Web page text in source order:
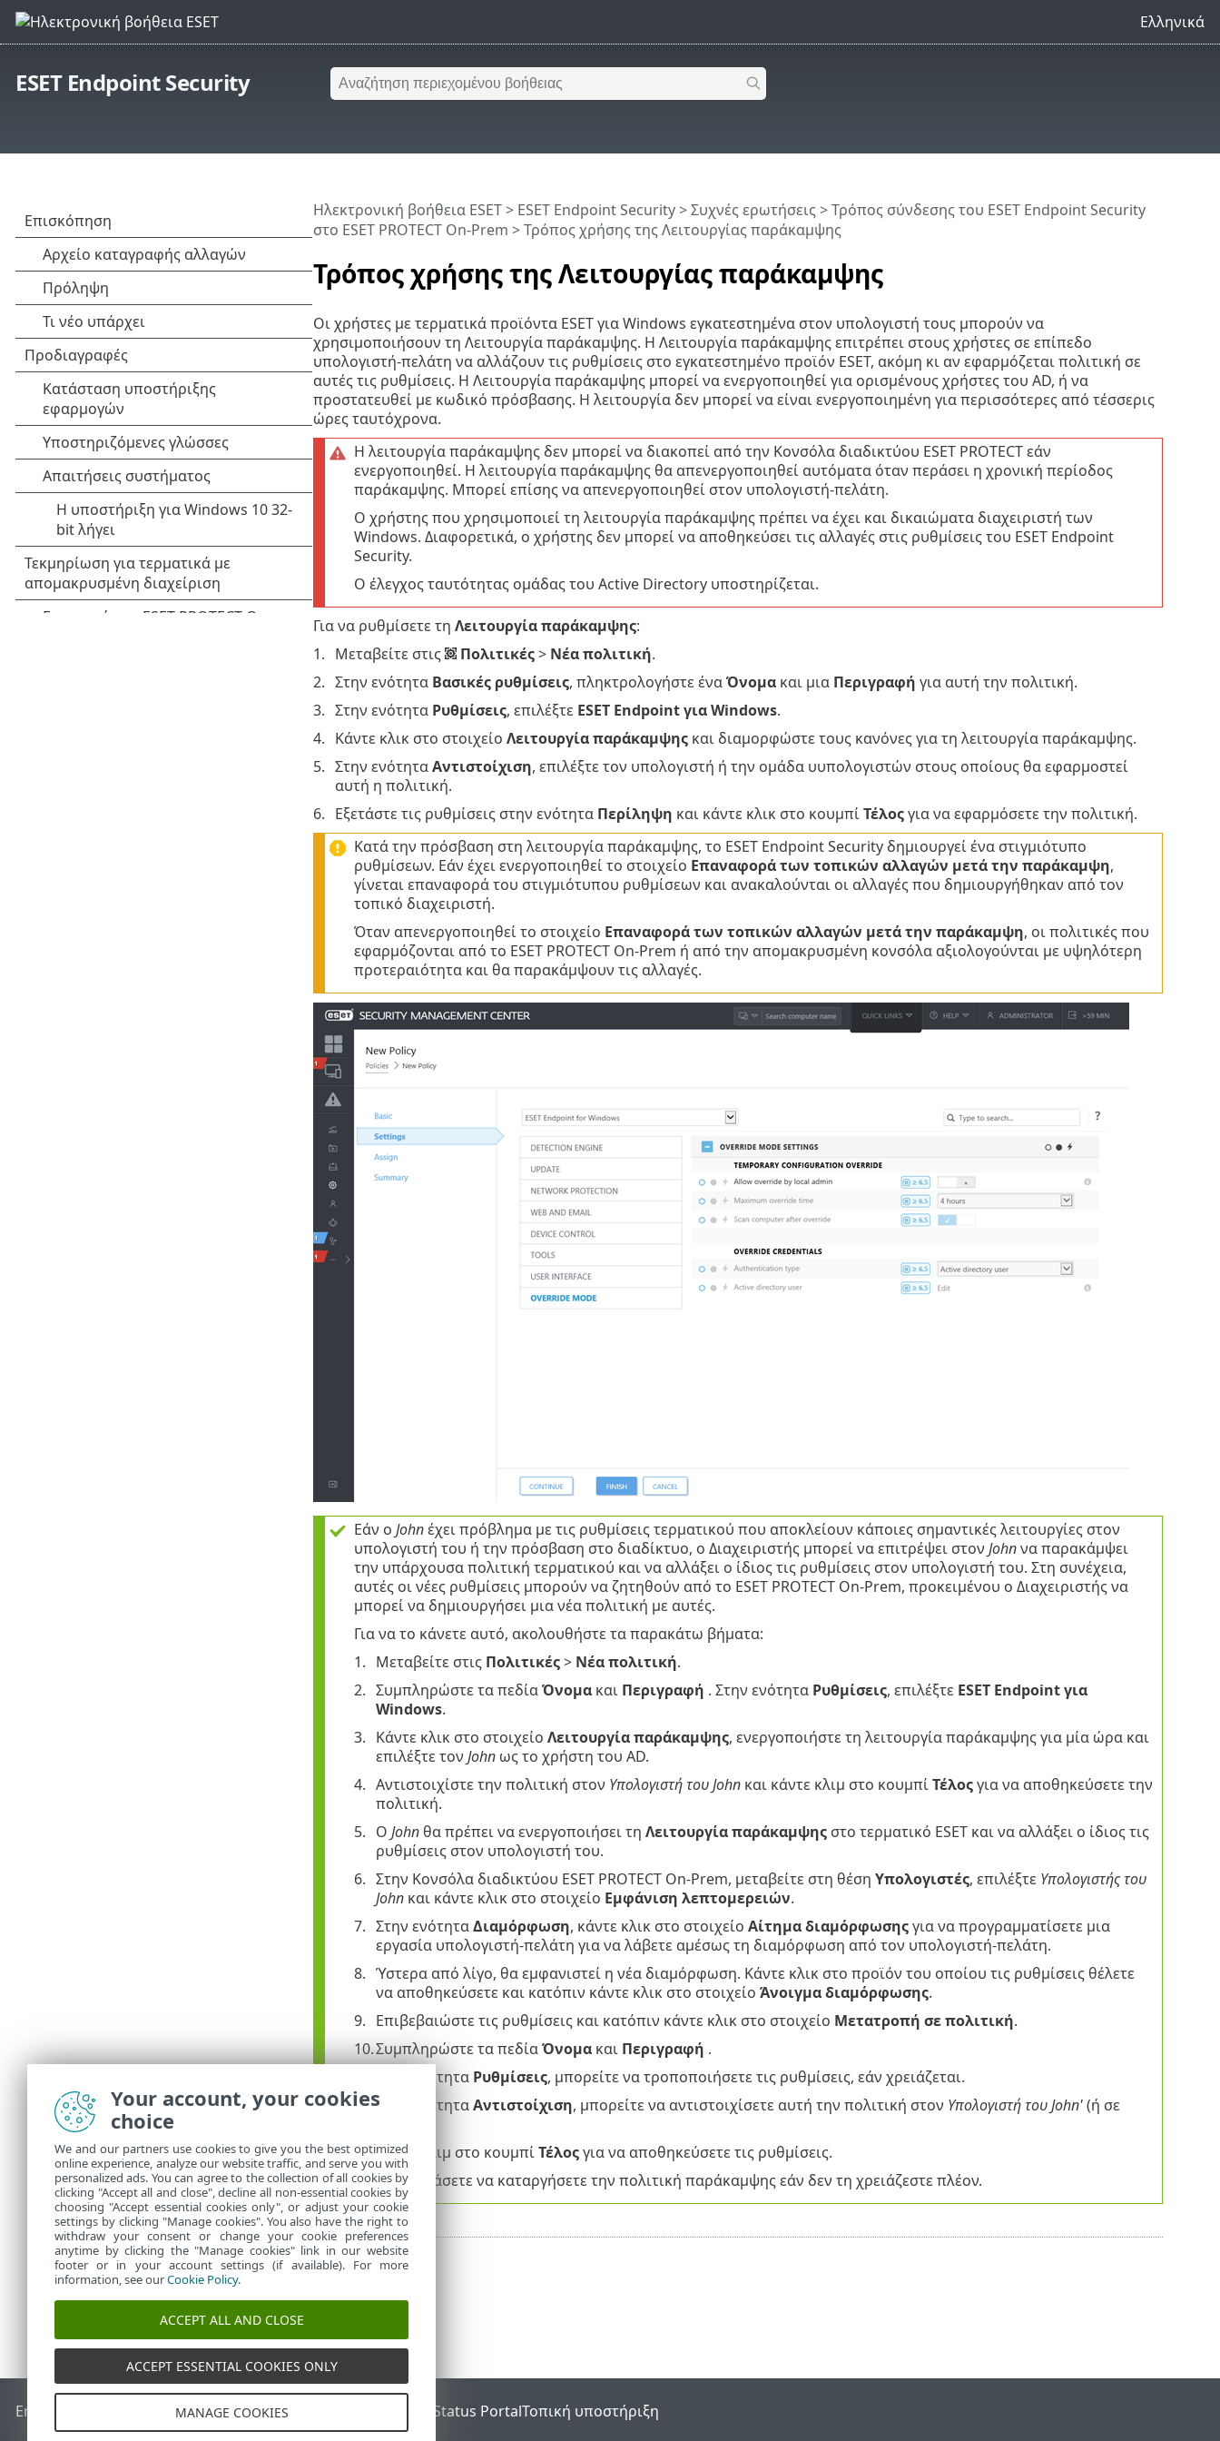
Ελληνικά
ESET Endpoint Security
Τρόπος χρήσης της Λειτουργίας παράκαμψης
Ηλεκτρονική βοήθεια ESET> ESET Endpoint Security>Συχνές ερωτήσεις>Τρόπος σύνδεσης του ESET Endpoint Security
στο ESET PROTECT On-Prem > Τρόπος χρήσης της Λειτουργίας παράκαμψης
Οι χρήστες με τερματικά προϊόντα ESET για Windows εγκατεστημένα στον υπολογιστή τους μπορούν να
χρησιμοποιήσουν τη Λειτουργία παράκαμψης. Η Λειτουργία παράκαμψης επιτρέπει στους χρήστες σε επίπεδο
υπολογιστή-πελάτη να αλλάζουν τις ρυθμίσεις στο εγκατεστημένο προϊόν ESET, ακόμη κι αν εφαρμόζεται πολιτική σε
αυτές τις ρυθμίσεις. Η Λειτουργία παράκαμψης μπορεί να ενεργοποιηθεί για ορισμένους χρήστες του AD, ή να
προστατευθεί με κωδικό πρόσβασης. Η λειτουργία δεν μπορεί να είναι ενεργοποιημένη για περισσότερες από τέσσερις
ώρες ταυτόχρονα.
Η λειτουργία παράκαμψης δεν μπορεί να διακοπεί από την Κονσόλα διαδικτύου ESET PROTECT εάν
ενεργοποιηθεί. Η λειτουργία παράκαμψης θα απενεργοποιηθεί αυτόματα όταν περάσει η χρονική περίοδος
παράκαμψης. Μπορεί επίσης να απενεργοποιηθεί στον υπολογιστή-πελάτη.
Ο χρήστης που χρησιμοποιεί τη λειτουργία παράκαμψης πρέπει να έχει και δικαιώματα διαχειριστή των
Windows. Διαφορετικά, ο χρήστης δεν μπορεί να αποθηκεύσει τις αλλαγές στις ρυθμίσεις του ESET Endpoint
Security.
Ο έλεγχος ταυτότητας ομάδας του Active Directory υποστηρίζεται.
Για να ρυθμίσετε τη Λειτουργία παράκαμψης:
Μεταβείτε στις
Πολιτικές> Νέα πολιτική.
Στην ενότητα Βασικές ρυθμίσεις, πληκτρολογήστε έναΌνομακαι μια Περιγραφή για αυτή την πολιτική.
Στην ενότητα Ρυθμίσεις, επιλέξτε ESET Endpoint για Windows.
Κάντε κλικ στο στοιχείο Λειτουργία παράκαμψηςκαι διαμορφώστε τους κανόνες για τη λειτουργία παράκαμψης.
Στην ενότηταΑντιστοίχιση, επιλέξτε τον υπολογιστή ή την ομάδα υυπολογιστών στους οποίους θα εφαρμοστεί
αυτή η πολιτική.
Εξετάστε τις ρυθμίσεις στην ενότητα Περίληψη και κάντε κλικ στο κουμπίΤέλοςγια να εφαρμόσετε την πολιτική.
Κατά την πρόσβαση στη λειτουργία παράκαμψης, το ESET Endpoint Security δημιουργεί ένα στιγμιότυπο
ρυθμίσεων. Εάν έχει ενεργοποιηθεί το στοιχείο Επαναφορά των τοπικών αλλαγών μετά την παράκαμψη,
γίνεται επαναφορά του στιγμιότυπου ρυθμίσεων και ανακαλούνται οι αλλαγές που δημιουργήθηκαν από τον
τοπικό διαχειριστή.
Όταν απενεργοποιηθεί το στοιχείο Επαναφορά των τοπικών αλλαγών μετά την παράκαμψη, οι πολιτικές που
εφαρμόζονται από το ESET PROTECT On-Prem ή από την απομακρυσμένη κονσόλα αξιολογούνται με υψηλότερη
προτεραιότητα και θα παρακάμψουν τις αλλαγές.
Εάν ο Johnέχει πρόβλημα με τις ρυθμίσεις τερματικού που αποκλείουν κάποιες σημαντικές λειτουργίες στον
υπολογιστή του ή την πρόσβαση στο διαδίκτυο, ο Διαχειριστής μπορεί να επιτρέψει στον Johnνα παρακάμψει
την υπάρχουσα πολιτική τερματικού και να αλλάξει ο ίδιος τις ρυθμίσεις στον υπολογιστή του. Στη συνέχεια,
αυτές οι νέες ρυθμίσεις μπορούν να ζητηθούν από το ESET PROTECT On-Prem, προκειμένου ο Διαχειριστής να
μπορεί να δημιουργήσει μια νέα πολιτική με αυτές.
Για να το κάνετε αυτό, ακολουθήστε τα παρακάτω βήματα:
Μεταβείτε στις Πολιτικές> Νέα πολιτική.
Συμπληρώστε τα πεδίαΌνομακαι Περιγραφή . Στην ενότητα Ρυθμίσεις, επιλέξτε ESET Endpoint για
Windows.
Κάντε κλικ στο στοιχείο Λειτουργία παράκαμψης, ενεργοποιήστε τη λειτουργία παράκαμψης για μία ώρα και
επιλέξτε τον Johnως το χρήστη του AD.
Αντιστοιχίστε την πολιτική στον Υπολογιστή του Johnκαι κάντε κλιμ στο κουμπίΤέλοςγια να αποθηκεύσετε την
πολιτική.
Ο Johnθα πρέπει να ενεργοποιήσει τη Λειτουργία παράκαμψηςστο τερματικό ESET και να αλλάξει ο ίδιος τις
ρυθμίσεις στον υπολογιστή του.
Στην Κονσόλα διαδικτύου ESET PROTECT On-Prem, μεταβείτε στη θέση Υπολογιστές, επιλέξτε Υπολογιστής του
Johnκαι κάντε κλικ στο στοιχείο Εμφάνιση λεπτομερειών.
Στην ενότηταΔιαμόρφωση, κάντε κλικ στο στοιχείο Αίτημα διαμόρφωσηςγια να προγραμματίσετε μια
εργασία υπολογιστή-πελάτη για να λάβετε αμέσως τη διαμόρφωση από τον υπολογιστή-πελάτη.
Ύστερα από λίγο, θα εμφανιστεί η νέα διαμόρφωση. Κάντε κλικ στο προϊόν του οποίου τις ρυθμίσεις θέλετε
να αποθηκεύσετε και κατόπιν κάντε κλικ στο στοιχείο Άνοιγμα διαμόρφωσης.
Επιβεβαιώστε τις ρυθμίσεις και κατόπιν κάντε κλικ στο στοιχείο Μετατροπή σε πολιτική.
Συμπληρώστε τα πεδίαΌνομακαι Περιγραφή .
Στην ενότητα Ρυθμίσεις, μπορείτε να τροποποιήσετε τις ρυθμίσεις, εάν χρειάζεται.
Στην ενότηταΑντιστοίχιση, μπορείτε να αντιστοιχίσετε αυτή την πολιτική στον Υπολογιστή του John'(ή σε
Κάντε κλιμ στο κουμπίΤέλοςγια να αποθηκεύσετε τις ρυθμίσεις.
Μην ξεχάσετε να καταργήσετε την πολιτική παράκαμψης εάν δεν τη χρειάζεστε πλέον.
End of Life Γνωσιακή βάση ESET Ομάδα συζήτησης ESET ESET Status PortalΤοπική υποστήριξη
Your account, your cookies
choice
We and our partners use cookies to give you the best optimized
online experience, analyze our website traffic, and serve you with
personalized ads. You can agree to the collection of all cookies by
clicking "Accept all and close", decline all non-essential cookies by
choosing "Accept essential cookies only", or adjust your cookie
settings by clicking "Manage cookies". You also have the right to
withdraw your consent or change your cookie preferences
anytime by clicking the "Manage cookies" link in our website
footer or in your account settings (if available). For more
information, see ourCookie Policy.
ACCEPT ALL AND CLOSE
ACCEPT ESSENTIAL COOKIES ONLY
MANAGE COOKIES